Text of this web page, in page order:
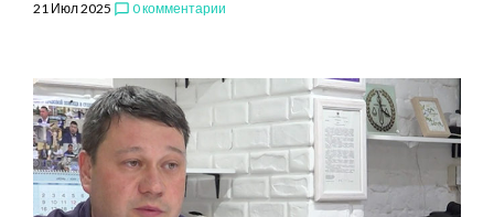
21 Июл 2025 chat_bubble_outline 0 комментарии